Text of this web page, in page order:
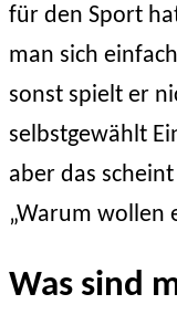
für den Sport
man sich
sonst spielt er
selbstgewählt
aber das
„Warum wollen
Was sind